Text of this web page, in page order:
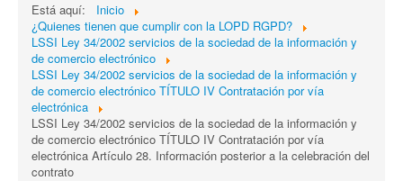
Está aquí:
Inicio
¿Quienes tienen que cumplir con la LOPD RGPD?
LSSI Ley 34/2002 servicios de la sociedad de la información y
de comercio electrónico
LSSI Ley 34/2002 servicios de la sociedad de la información y
de comercio electrónico TÍTULO IV Contratación por vía
electrónica
LSSI Ley 34/2002 servicios de la sociedad de la información y
de comercio electrónico TÍTULO IV Contratación por vía
electrónica Artículo 28. Información posterior a la celebración del
contrato